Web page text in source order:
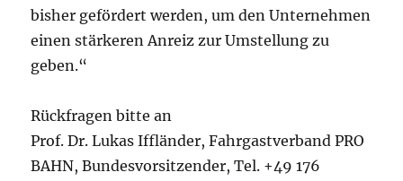
bisher gefördert werden, um den Unternehmen
einen stärkeren Anreiz zur Umstellung zu
geben.“
Rückfragen bitte an
Prof. Dr. Lukas Iffländer, Fahrgastverband PRO
BAHN, Bundesvorsitzender, Tel. +49 176